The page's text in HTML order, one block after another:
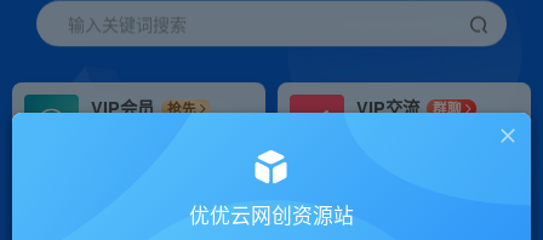
输入关键词搜索
VIP会员
抢先
VIP交流
群聊
研究探讨更多创业项目路子。
会员专属推广链接优优云网创资源站